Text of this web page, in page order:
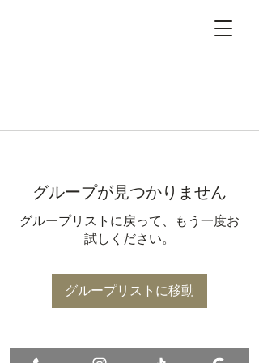
グループが見つかりません
グループリストに戻って、もう一度お
試しください。
グループリストに移動